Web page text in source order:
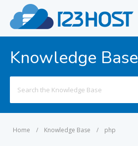
Knowledge Base
for:
Home / Knowledge Base / php